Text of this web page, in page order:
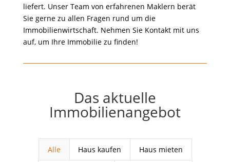
liefert. Unser Team von erfahrenen Maklern berät
Sie gerne zu allen Fragen rund um die
Immobilienwirtschaft. Nehmen Sie Kontakt mit uns
auf, um Ihre Immobilie zu finden!
Das aktuelle
Immobilienangebot
Alle Haus kaufen Haus mieten